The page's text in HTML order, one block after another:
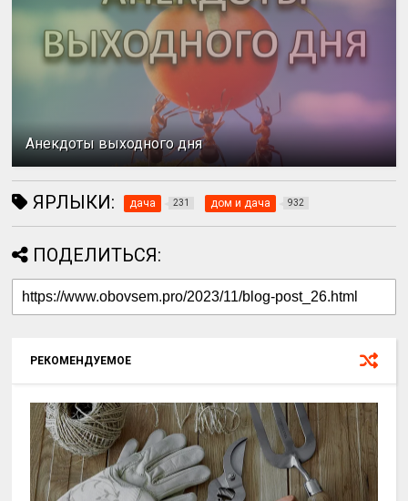
Анекдоты выходного дня
ЯРЛЫКИ: дача 231 дом и дача 932
ПОДЕЛИТЬСЯ:
РЕКОМЕНДУЕМОЕ